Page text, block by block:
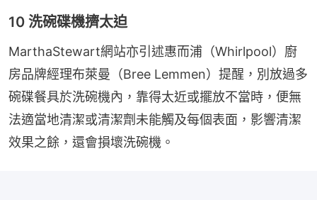
10 洗碗碟機擠太迫
MarthaStewart網站亦引述惠而浦（Whirlpool）廚
房品牌經理布萊曼（Bree Lemmen）提醒，別放過多
碗碟餐具於洗碗機內，靠得太近或擺放不當時，便無
法適當地清潔或清潔劑未能觸及每個表面，影響清潔
效果之餘，還會損壞洗碗機。